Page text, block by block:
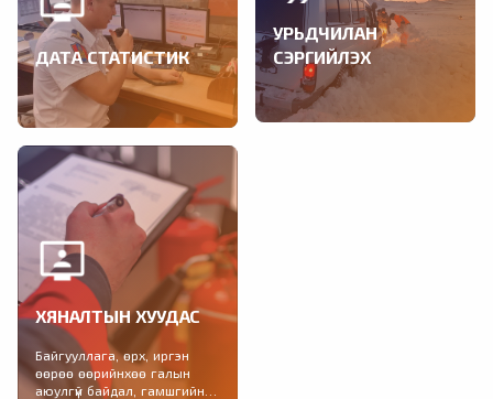
ДАТА СТАТИСТИК
Тохиолдсон гамшигт үзэгдэл,
учирсан хохирол, өссөн
дүнгээр, үндсэн үзүүлэлтээр,
улсын дүн, сараар...
УРЬДЧИЛАН
СЭРГИЙЛЭХ
2021-2025 онд зохион
байгуулагдах Гамшгаас
ХЯНАЛТЫН ХУУДАС
Байгууллага, өрх, иргэн
өөрөө өөрийнхөө галын
аюулгүй байдал, гамшгийн